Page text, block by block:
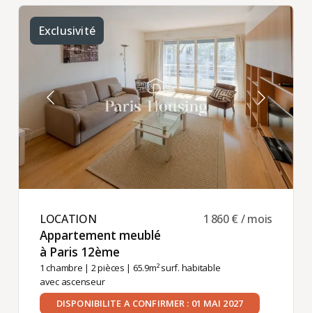
Exclusivité
LOCATION ​
Appartement meublé
à Paris 12ème ​
1 chambre | 2 pièces | 65.9m² surf. habitable
avec ascenseur
1 860 € / mois
DISPONIBILITE A CONFIRMER : 01 MAI 2027